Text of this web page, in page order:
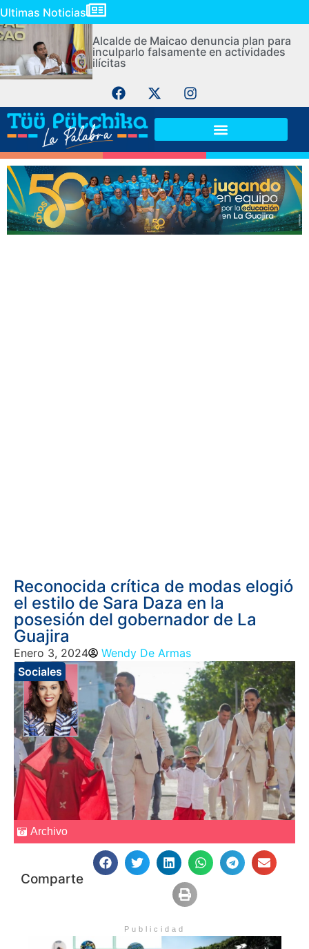
Ultimas Noticias
Alcalde de Maicao denuncia plan para
inculparlo falsamente en actividades
ilícitas
Reconocida crítica de modas elogió
el estilo de Sara Daza en la
posesión del gobernador de La
Guajira
Enero 3, 2024
Wendy De Armas
Sociales
Archivo
Comparte
Publicidad